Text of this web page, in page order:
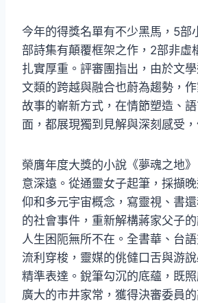
今年的得獎名單有不少黑馬，5部
部詩集有顛覆框架之作，2部非虛
扎實厚重。評審團指出，由於文學
文類的跨越與融合也蔚為趨勢，
故事的嶄新方式，在情節塑造、
面，都展現獨到見解與深刻感受
榮膺年度大獎的小說《夢魂之地
意深遠。從通靈女子起筆，採擷
仰和多元宇宙概念，寫靈視、書
的社會事件，重新解構蔣家父子
人生困阨無所不在。全書華、台
流利穿梭，靈媒的佻㒓口舌與游
精準表達。銳筆勾沉的底蘊，既
廣大的市井家常，獲得決審委員的